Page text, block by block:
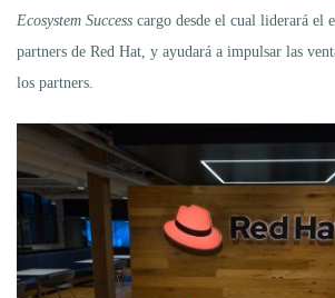
Ecosystem Success cargo desde el cual liderará el
partners de Red Hat, y ayudará a impulsar las
los partners.